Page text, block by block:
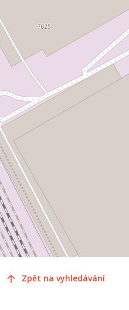
Zpět na vyhledávání